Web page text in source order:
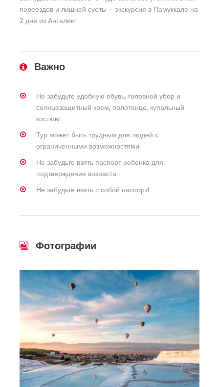
переездов и лишней суеты – экскурсия в Памуккале на
2 дня из Анталии!
Важно
Не забудьте удобную обувь, головной убор и
солнцезащитный крем, полотенце, купальный
костюм
Тур может быть трудным для людей с
ограниченными возможностями
Не забудьте взять паспорт ребенка для
подтверждения возраста
Не забудьте взять с собой паспорт!
Фотографии